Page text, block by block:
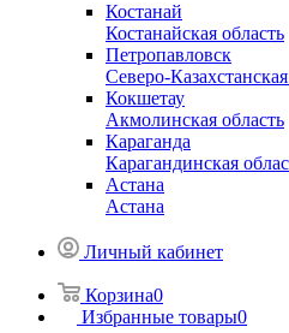
Костанай
Костанайская область
Петропавловск
Северо-
Кокшетау
Акмолинская область
Караганда
Карагандинская
Астана
Астана
Личный кабинет
Корзина0
Избранные товары0